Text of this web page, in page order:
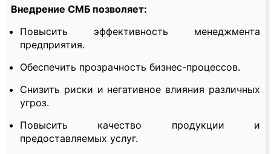
Внедрение СМБ позволяет:
Повысить эффективность менеджмента
предприятия.
Обеспечить прозрачность бизнес-процессов.
Снизить риски и негативное влияния различных
угроз.
Повысить качество продукции и
предоставляемых услуг.